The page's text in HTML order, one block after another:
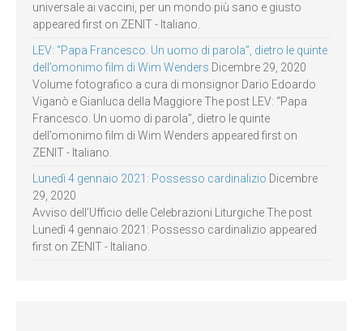
universale ai vaccini, per un mondo più sano e giusto
appeared first on ZENIT - Italiano.
LEV: “Papa Francesco. Un uomo di parola”, dietro le quinte
dell’omonimo film di Wim Wenders Dicembre 29, 2020
Volume fotografico a cura di monsignor Dario Edoardo
Viganò e Gianluca della Maggiore The post LEV: “Papa
Francesco. Un uomo di parola”, dietro le quinte
dell’omonimo film di Wim Wenders appeared first on
ZENIT - Italiano.
Lunedì 4 gennaio 2021: Possesso cardinalizio Dicembre
29, 2020
Avviso dell’Ufficio delle Celebrazioni Liturgiche The post
Lunedì 4 gennaio 2021: Possesso cardinalizio appeared
first on ZENIT - Italiano.